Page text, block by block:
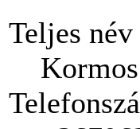
Teljes név